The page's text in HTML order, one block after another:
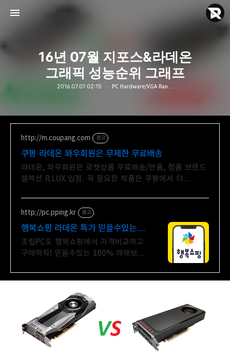
16년 07월 지포스&라데온
그래픽 성능순위 그래프
2016.07.01 02:15 PC Hardware/VGA Ranking
http://m.coupang.com 광고
쿠팡 라데온 와우회원은 무제한 무료배송
라데온, 와우회원은 로켓상품 무료배송/반품, 정품 브랜드
셀렉션 R.LUX 입점. 꼭 필요한 제품은 쿠팡에서 더
http://pc.pping.kr 광고
행복쇼핑 라데온 특가 믿을수있는
100% 매매보호
조립PC도 행복쇼핑에서 가격비교하고
구매하자! 믿을수있는 100% 매매보호
행복쇼핑 특가 상품도 지금 만나
Rebyte Hardware
Rebyte